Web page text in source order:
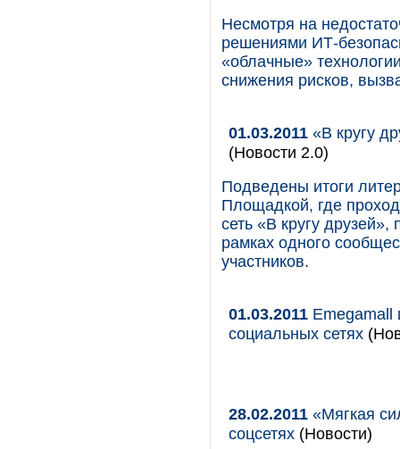
Несмотря на
решениями ИТ-
«облачные»
снижения рисков,
01.03.2011 «В кругу
(Новости 2.0)
Подведены итоги
Площадкой, где
сеть «В кругу
рамках одного
участников.
01.03.2011 Emegamall
социальных сетях
28.02.2011 «Мягкая
соцсетях (Новости)